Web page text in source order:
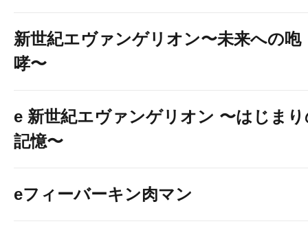
新世紀エヴァンゲリオン〜未来への咆
哮〜
e 新世紀エヴァンゲリオン 〜はじま
記憶〜
eフィーバーキン肉マン